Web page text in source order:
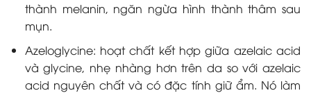
thành melanin, ngăn ngừa hình thành thâm sau
mụn.
Azeloglycine: hoạt chất kết hợp giữa azelaic acid
và glycine, nhẹ nhàng hơn trên da so với azelaic
acid nguyên chất và có đặc tính giữ ẩm. Nó làm